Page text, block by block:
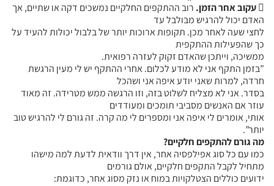
עקוב אחר הזמן. רוב ההתקפים החלקיים נמשכים דקה או שתיים, אך
האדם יכול להרגיש מבולבל עד
לחצי שעה לאחר מכן. תקופות ארוכות יותר של בלבול יכולות להעיד על
כך שהפעילות ההתקפית
ממשיכה, וייתכן שהאדם זקוק לעזרה רפואית.
”בזמן התקף אני לא מודע לכלום. אחרי ההתקף יש לי מעין הרגשת
חרדה, למרות שאני יודע איפה אני ושהכל
בסדר. אני לא מצליח לשלוט בזה, וזו הרגשה ממש מטרידה. זה מאוד
עוזר אם האנשים מסביבי תומכים ומעודדים
אותי, אומרים לי איפה אני ומספרים לי מה קרה. זה גורם לי להרגיש טוב
יותר”.
מה גורם להתקפים חלקיים?
כמו עם כל סוג אפילפסיה אחר, אין דרך וודאית לדעת למה מישהו
מתחיל לקבל התקפים חלקיים, אולם גורמים
ידועים כוללים הצטלקויות במוח או נזק מסוג אחר, כדוגמת: